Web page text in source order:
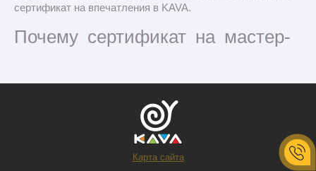
сертификат на впечатления в KAVA.
Почему сертификат на мастер-
Карта сайта